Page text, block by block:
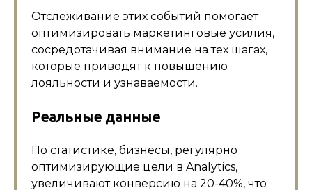
Отслеживание этих событий помогает
оптимизировать маркетинговые усилия,
сосредотачивая внимание на тех шагах,
которые приводят к повышению
лояльности и узнаваемости.
Реальные данные
По статистике, бизнесы, регулярно
оптимизирующие цели в Analytics,
увеличивают конверсию на 20-40%, что